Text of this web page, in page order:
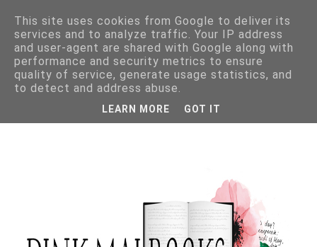
This site uses cookies from Google to deliver its
services and to analyze traffic. Your IP address
and user-agent are shared with Google along with
performance and security metrics to ensure
quality of service, generate usage statistics, and
to detect and address abuse.
LEARN MORE GOT IT